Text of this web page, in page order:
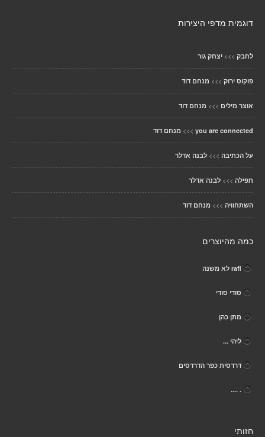
דוגמית מדפי היצירות
לחבק >>> יצחק גור
פוקוס ירוק >>> מנחם דוד
אוצר מילים >>> מנחם דוד
you are connected
>>> מנחם דוד
על הכתיבה >>> לבנה אדלר
תפילה >>> לבנה אדלר
השתחוויה >>> מנחם דוד
כמה מהיוצרים
rafi לא משנה
סודי סודי
מתן כהן
ליהי ...
דרדסית כפר הדרדסים
. ....
חזותי